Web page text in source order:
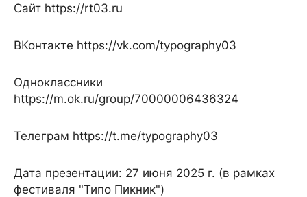
Сайт https://rt03.ru
ВКонтакте https://vk.com/typography03
Одноклассники
https://m.ok.ru/group/70000006436324
Телеграм https://t.me/typography03
Дата презентации: 27 июня 2025 г. (в рамках
фестиваля "Типо Пикник")